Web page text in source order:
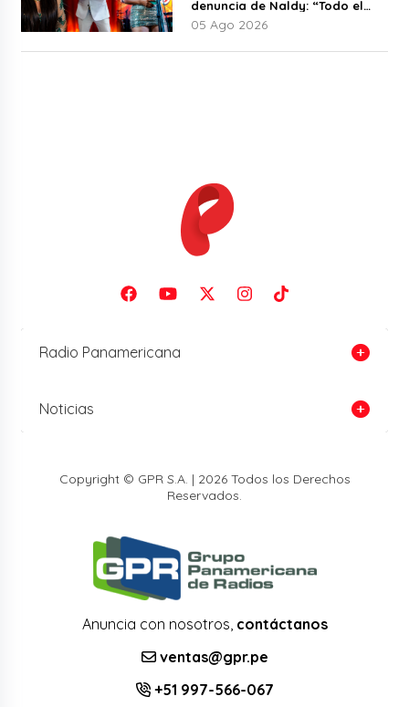
denuncia de Naldy: “Todo el
mundo lo sabía”
05 Ago 2026
Radio Panamericana
Noticias
Copyright © GPR S.A. | 2026 Todos los Derechos
Reservados.
Anuncia con nosotros, contáctanos
ventas@gpr.pe
+51 997-566-067